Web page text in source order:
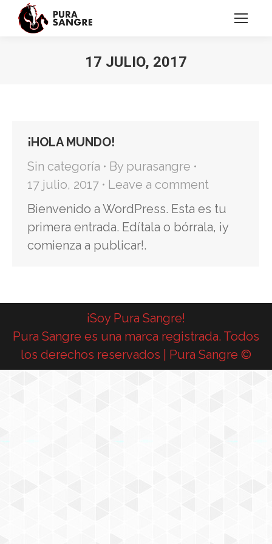
17 JULIO, 2017
¡HOLA MUNDO!
Sin categoría
By purasangre
17 julio, 2017
Leave a comment
Bienvenido a WordPress. Esta es tu
primera entrada. Edítala o bórrala, ¡y
comienza a publicar!.
¡Soy Pura Sangre!
Pura Sangre es una marca registrada. Todos
los derechos reservados | Pura Sangre ©